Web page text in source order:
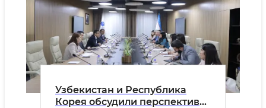
Узбекистан и Республика
Корея обсудили перспективы